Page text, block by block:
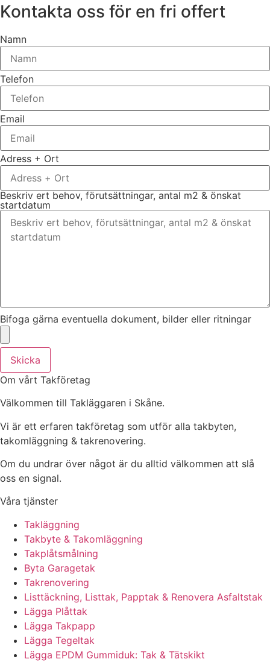
Kontakta oss för en fri offert
Namn
Telefon
Email
Adress + Ort
Beskriv ert behov, förutsättningar, antal m2 & önskat
startdatum
Bifoga gärna eventuella dokument, bilder eller ritningar
Skicka
Om vårt Takföretag
Välkommen till Takläggaren i Skåne.
Vi är ett erfaren takföretag som utför alla takbyten,
takomläggning & takrenovering.
Om du undrar över något är du alltid välkommen att slå
oss en signal.
Våra tjänster
Takläggning
Takbyte & Takomläggning
Takplåtsmålning
Byta Garagetak
Takrenovering
Listtäckning, Listtak, Papptak & Renovera Asfaltstak
Lägga Plåttak
Lägga Takpapp
Lägga Tegeltak
Lägga EPDM Gummiduk: Tak & Tätskikt